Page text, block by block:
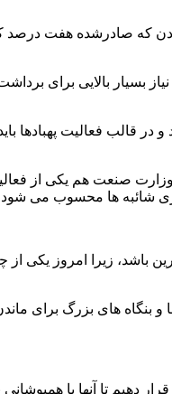
بالایی برای
قالب فعالیت پهبادها
صنعت هم یکی از
شائبه ها محسوب می
زیرا امروز یکی
های بزرگ برای ماندن
دهیم تا آنها با